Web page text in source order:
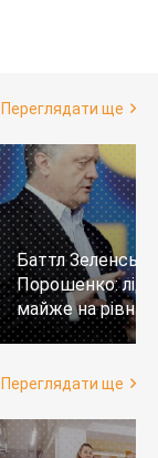
Переглядати ще
Баттл
Порошенко:
майже на
тих, хто не
Переглядати ще